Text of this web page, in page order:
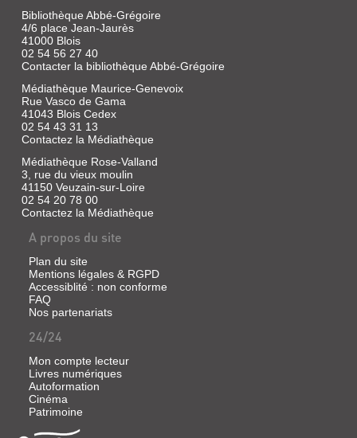
Aux
forges
de
2017
(Collection
Littératures)
Cullen
vit
à
New
York
avec
son
mari
leur
fille.
Elle
commence
faire
rêves,
elle
se
retrouve
plongée
dans
autre
Bibliothèque Abbé-Grégoire
4/6 place Jean-Jaurès
41000 Blois
02 54 56 27 40
Contacter la bibliothèque Abbé-Grégoire
Médiathèque Maurice-Genevoix
Rue Vasco de Gama
41043 Blois Cedex
02 54 43 31 13
Contactez la Médiathèque
Médiathèque Rose-Valland
3, rue du vieux moulin
41150 Veuzain-sur-Loire
02 54 20 78 00
Contactez la Médiathèque
A propos du site
Plan du site
Mentions légales & RGPD
Accessiblité : non conforme
FAQ
Nos partenariats
24/24
Mon compte lecteur
Livres numériques
Autoformation
Cinéma
Patrimoine